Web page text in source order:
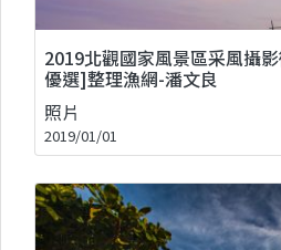
2019北觀國家風景區采風攝
優選]整理漁網-潘文良
照片
2019/01/01